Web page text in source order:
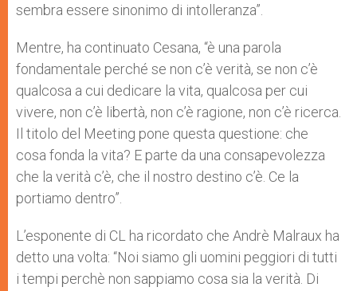
sembra essere sinonimo di intolleranza”.
Mentre, ha continuato Cesana, “è una parola
fondamentale perché se non c’è verità, se non c’è
qualcosa a cui dedicare la vita, qualcosa per cui
vivere, non c’è libertà, non c’è ragione, non c’è ricerca.
Il titolo del Meeting pone questa questione: che
cosa fonda la vita? E parte da una consapevolezza
che la verità c’è, che il nostro destino c’è. Ce la
portiamo dentro”.
L’esponente di CL ha ricordato che Andrè Malraux ha
detto una volta: “Noi siamo gli uomini peggiori di tutti
i tempi perchè non sappiamo cosa sia la verità. Di